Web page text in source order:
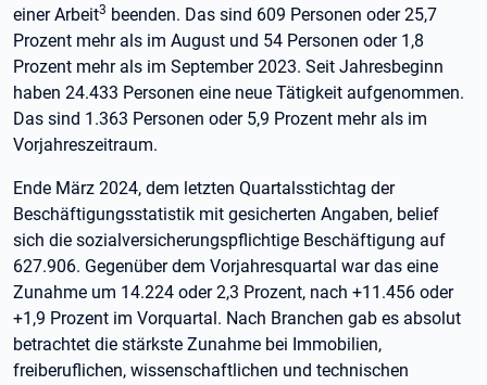
einer Arbeit3 beenden. Das sind 609 Personen oder 25,7
Prozent mehr als im August und 54 Personen oder 1,8
Prozent mehr als im September 2023. Seit Jahresbeginn
haben 24.433 Personen eine neue Tätigkeit aufgenommen.
Das sind 1.363 Personen oder 5,9 Prozent mehr als im
Vorjahreszeitraum.
Ende März 2024, dem letzten Quartalsstichtag der
Beschäftigungsstatistik mit gesicherten Angaben, belief
sich die sozialversicherungspflichtige Beschäftigung auf
627.906. Gegenüber dem Vorjahresquartal war das eine
Zunahme um 14.224 oder 2,3 Prozent, nach +11.456 oder
+1,9 Prozent im Vorquartal. Nach Branchen gab es absolut
betrachtet die stärkste Zunahme bei Immobilien,
freiberuflichen, wissenschaftlichen und technischen